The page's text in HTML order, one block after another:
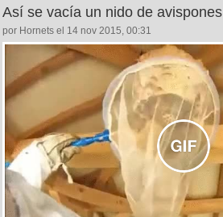
Así se vacía un nido de avispones
por Hornets el 14 nov 2015, 00:31